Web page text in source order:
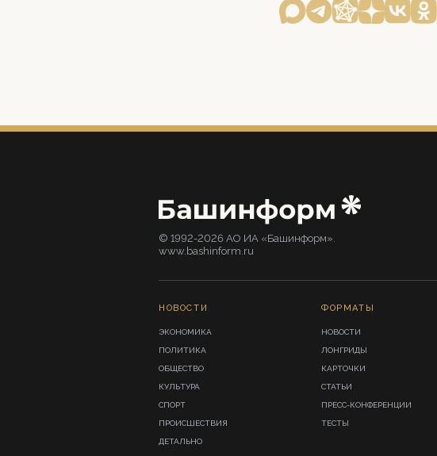
© 1992-2026 АО ИА «Башинформ».
www.bashinform.ru
НОВОСТИ
ЭКОНОМИКА
ПОЛИТИКА
ОБЩЕСТВО
КУЛЬТУРА
СПОРТ
ПРОИСШЕСТВИЯ
ДЕТАЛЬНО
ФОРМАТЫ
НОВОСТИ
ЛОНГРИДЫ
КАРТОЧКИ
СТАТЬИ
ПРЕСС-КОНФЕРЕНЦИИ
ТЕСТЫ